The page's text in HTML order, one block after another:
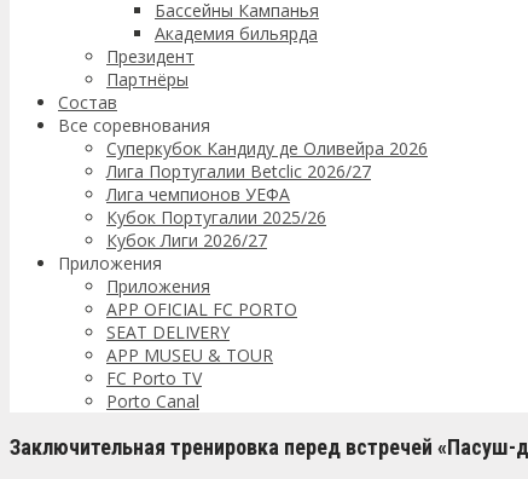
Бассейны Кампанья
Академия бильярда
Президент
Партнёры
Состав
Все соревнования
Суперкубок Кандиду де Оливейра 2026
Лига Португалии Betclic 2026/27
Лига чемпионов УЕФА
Кубок Португалии 2025/26
Кубок Лиги 2026/27
Приложения
Приложения
APP OFICIAL FC PORTO
SEAT DELIVERY
APP MUSEU & TOUR
FC Porto TV
Porto Canal
Заключительная тренировка перед встречей «Пасуш-